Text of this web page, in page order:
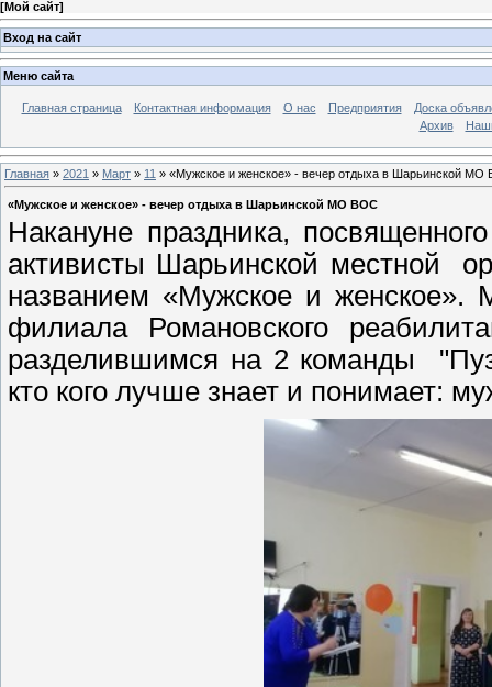
[Мой сайт]
Вход на сайт
Меню сайта
Главная страница Контактная информация О нас Предприятия
Доска
Архив
Главная » 2021 » Март » 11 » «Мужское и женское» - вечер отдыха в Шарьинской МО
«Мужское и женское» - вечер отдыха в Шарьинской МО ВОС
Накануне праздника,
активисты Шарьинской местной
названием «Мужское и женское».
филиала Романовского
разделившимся на 2 команды
кто кого лучше знает и понимает: